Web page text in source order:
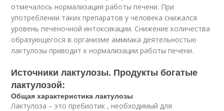
отмечалось нормализация работы печени. При
употреблении таких препаратов у человека снижался
уровень печеночной интоксикации. Снижение количества
образующегося в организме аммиака деятельностью
лактулозы приводит к нормализации работы печени.
Источники лактулозы. Продукты богатые
лактулозой:
Общая характеристика лактулозы
Лактулоза – это пребиотик , необходимый для